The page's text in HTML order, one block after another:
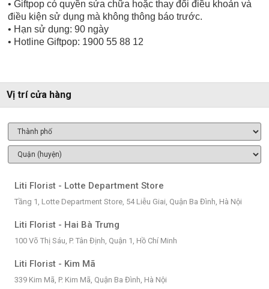
• Giftpop có quyền sửa chữa hoặc thay đổi điều khoản và
điều kiện sử dụng mà không thông báo trước.
• Hạn sử dụng: 90 ngày
• Hotline Giftpop: 1900 55 88 12
Vị trí cửa hàng
Liti Florist - Lotte Department Store
Tầng 1, Lotte Department Store, 54 Liễu Giai, Quận Ba Đình, Hà Nội
Liti Florist - Hai Bà Trưng
100 Võ Thị Sáu, P. Tân Định, Quận 1, Hồ Chí Minh
Liti Florist - Kim Mã
339 Kim Mã, P. Kim Mã, Quận Ba Đình, Hà Nội